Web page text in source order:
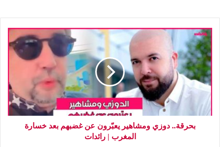
بحرقة.. دوزي ومشاهير يعبّرون عن غضبهم بعد خسارة
المغرب | رائدات